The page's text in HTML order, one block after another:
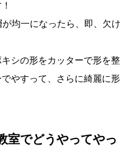
均一になったら、即、欠け
シの形をカッターで形を整
やすって、さらに綺麗に形
室でどうやってやっ